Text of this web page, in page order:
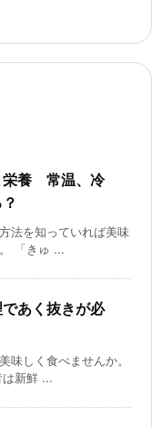
栄養 常温、冷
法を知っていれば美味
「きゅ ...
あく抜きが必
味しく食べませんか。
は新鮮 ...